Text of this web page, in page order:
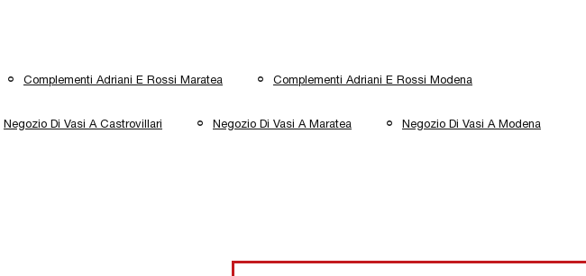
Complementi Adriani E Rossi Maratea Complementi Adriani E Rossi Modena
Negozio Di Vasi A Castrovillari Negozio Di Vasi A Maratea Negozio Di Vasi A Modena